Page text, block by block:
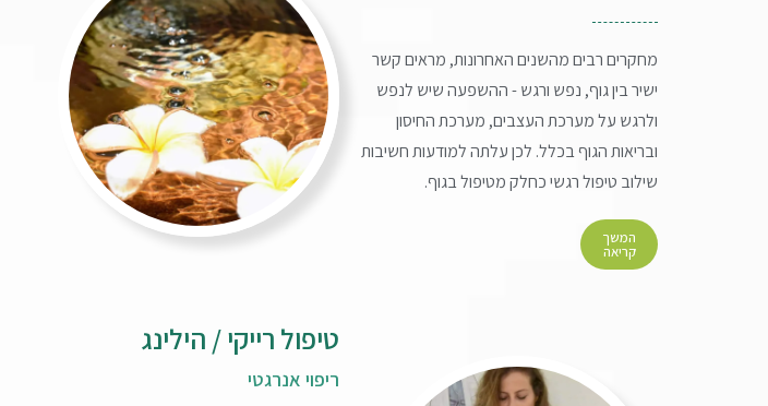
מחקרים רבים מהשנים האחרונות, מראים קשר
ישיר בין גוף, נפש ורגש - ההשפעה שיש לנפש
ולרגש על מערכת העצבים, מערכת החיסון
ובריאות הגוף בכלל. לכן עלתה למודעות חשיבות
שילוב טיפול רגשי כחלק מטיפול בגוף.
המשך
קריאה
טיפול רייקי / הילינג
ריפוי אנרגטי